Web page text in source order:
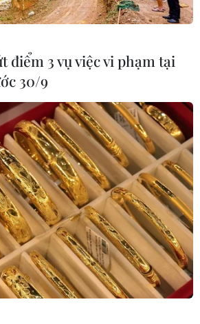
rút vụ kiện 10 tỷ USD
Thuế vụ Mỹ
sơ do nhóm luật sư đại diện ông
liên bang tại thành phố Miami,
nêu lý do dẫn tới quyết định rút
điểm 3 vụ việc vi phạm tại
30/9